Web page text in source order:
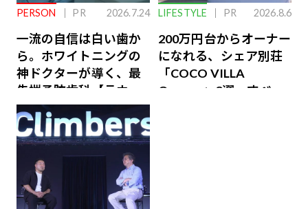
PERSON PR 2026.7.24
一流の自信は白い歯か
ら。ホワイトニングの
神ドクターが導く、最
先端予防歯科【ラウン
ジ会員特典あり】
LIFESTYLE PR 2026.8.6
200万円台からオーナー
になれる、シェア別荘
「COCO VILLA
Owners」3選。すべて